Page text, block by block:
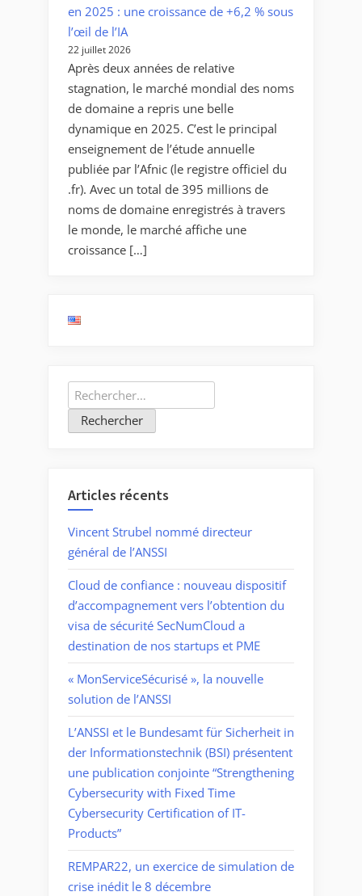
en 2025 : une croissance de +6,2 % sous
l’œil de l’IA
22 juillet 2026
Après deux années de relative
stagnation, le marché mondial des noms
de domaine a repris une belle
dynamique en 2025. C’est le principal
enseignement de l’étude annuelle
publiée par l’Afnic (le registre officiel du
.fr). Avec un total de 395 millions de
noms de domaine enregistrés à travers
le monde, le marché affiche une
croissance […]
Rechercher :
Articles récents
Vincent Strubel nommé directeur
général de l’ANSSI
Cloud de confiance : nouveau dispositif
d’accompagnement vers l’obtention du
visa de sécurité SecNumCloud a
destination de nos startups et PME
« MonServiceSécurisé », la nouvelle
solution de l’ANSSI
L’ANSSI et le Bundesamt für Sicherheit in
der Informationstechnik (BSI) présentent
une publication conjointe “Strengthening
Cybersecurity with Fixed Time
Cybersecurity Certification of IT-
Products”
REMPAR22, un exercice de simulation de
crise inédit le 8 décembre